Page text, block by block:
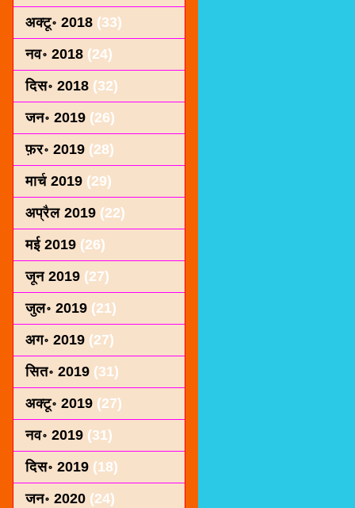
अक्टू॰ 2018 (33)
नव॰ 2018 (24)
दिस॰ 2018 (32)
जन॰ 2019 (26)
फ़र॰ 2019 (28)
मार्च 2019 (29)
अप्रैल 2019 (22)
मई 2019 (26)
जून 2019 (27)
जुल॰ 2019 (21)
अग॰ 2019 (27)
सित॰ 2019 (31)
अक्टू॰ 2019 (27)
नव॰ 2019 (31)
दिस॰ 2019 (18)
जन॰ 2020 (24)